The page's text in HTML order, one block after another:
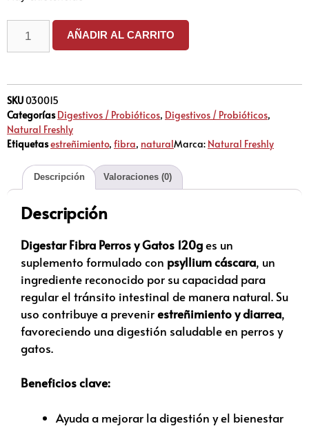
AÑADIR AL CARRITO
SKU030015
Categorías Digestivos / Probióticos, Digestivos / Probióticos,
Natural Freshly
Etiquetasestreñimiento, fibra, naturalMarca: Natural Freshly
Descripción Valoraciones (0)
Descripción
Digestar Fibra Perros y Gatos 120ges un
suplemento formulado con psyllium cáscara, un
ingrediente reconocido por su capacidad para
regular el tránsito intestinal de manera natural. Su
uso contribuye a prevenirestreñimiento y diarrea,
favoreciendo una digestión saludable en perros y
gatos.
Beneficios clave:
Ayuda a mejorar la digestión y el bienestar